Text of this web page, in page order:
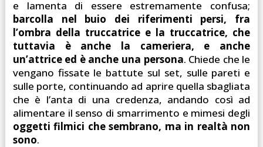
e lamenta di essere estremamente confusa;
barcolla nel buio dei riferimenti persi, fra
l’ombra della truccatrice e la truccatrice, che
tuttavia è anche la cameriera, e anche
un’attrice ed è anche una persona. Chiede che le
vengano fissate le battute sul set, sulle pareti e
sulle porte, continuando ad aprire quella sbagliata
che è l’anta di una credenza, andando così ad
alimentare il senso di smarrimento e mimesi degli
oggetti filmici che sembrano, ma in realtà non
sono.